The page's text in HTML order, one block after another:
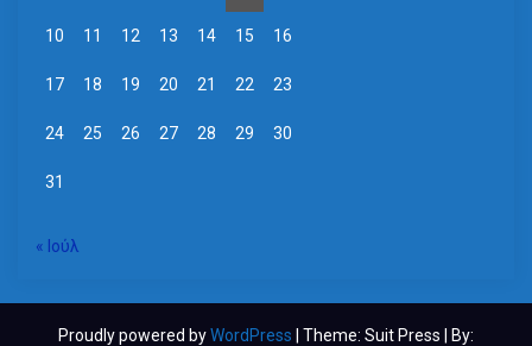
10 11 12 13 14 15 16
17 18 19 20 21 22 23
24 25 26 27 28 29 30
31
« Ιούλ
Proudly powered byWordPress | Theme: Suit Press | By: